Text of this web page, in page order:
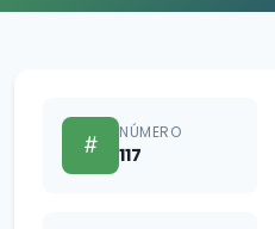
NÚMERO
117